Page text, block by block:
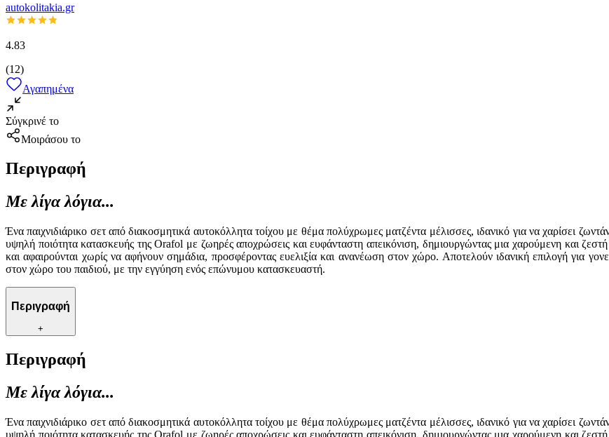
autokolitakia.gr
4.83
(12)
Αγαπημένα
Σύγκρινέ το
Μοιράσου το
Περιγραφή
Με λίγα λόγια...
Ένα παιχνιδιάρικο σετ από διακοσμητικά αυτοκόλλητα τοίχου με θέμα πολύχρωμες ματζέντα μέλισσες, ιδανικό για να χαρίσει
υψηλή ποιότητα κατασκευής της Orafol με ζωηρές αποχρώσεις και ευφάνταστη απεικόνιση, δημιουργώντας μια χαρούμενη και
και αφαιρούνται χωρίς να αφήνουν σημάδια, προσφέροντας ευελιξία και ανανέωση στον χώρο. Αποτελούν ιδανική επιλογή για
στον χώρο του παιδιού, με την εγγύηση ενός επώνυμου κατασκευαστή.
Περιγραφή
+
Περιγραφή
Με λίγα λόγια...
Ένα παιχνιδιάρικο σετ από διακοσμητικά αυτοκόλλητα τοίχου με θέμα πολύχρωμες ματζέντα μέλισσες, ιδανικό για να χαρίσει